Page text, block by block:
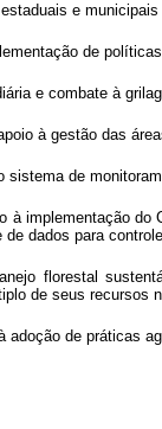
estaduais e
de
e combate à
à gestão das
sistema de
à implementação do
dados para
florestal
de seus recursos
adoção de práticas